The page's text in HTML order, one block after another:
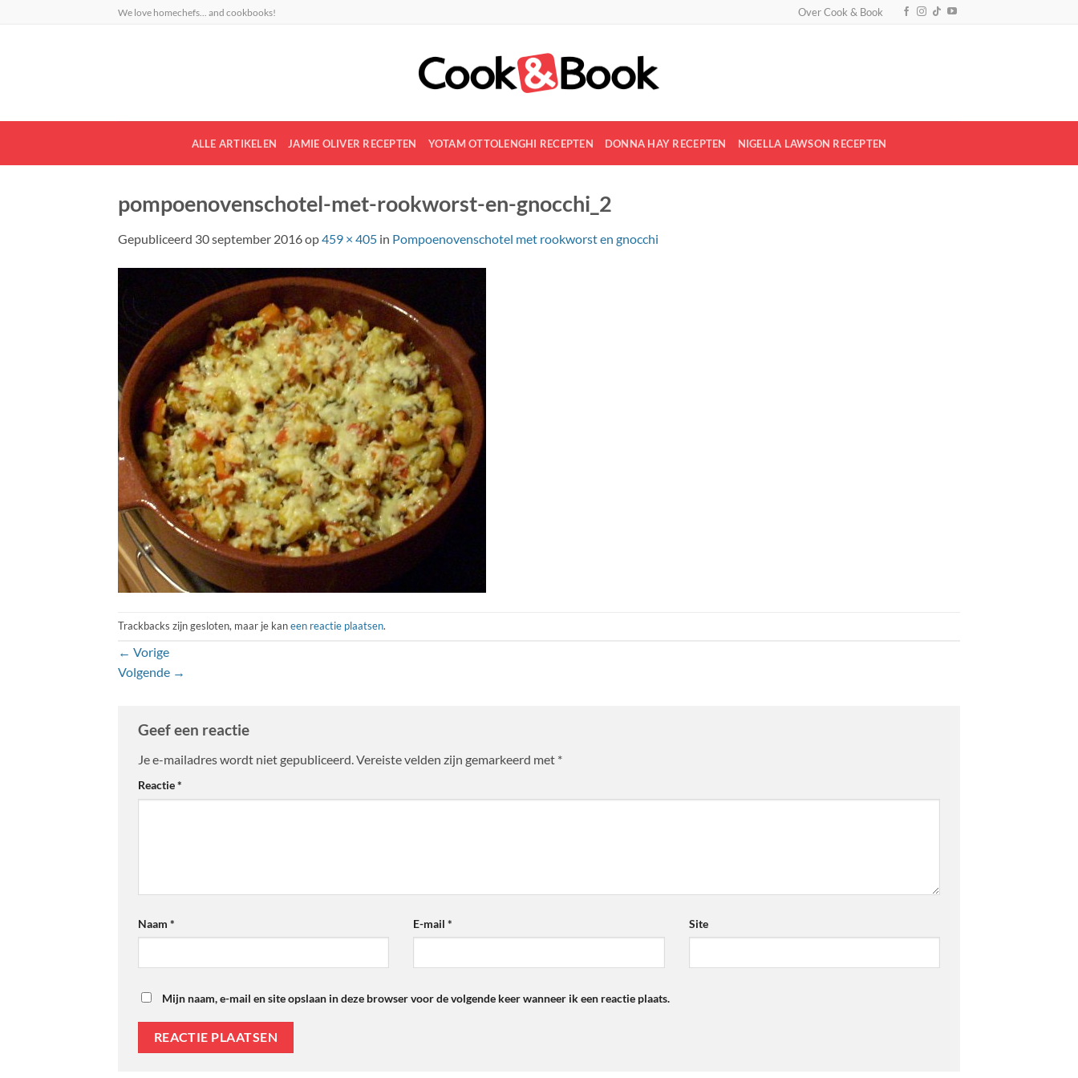
We love homechefs... and cookbooks! Over Cook & Book
ALLE ARTIKELEN JAMIE OLIVER RECEPTEN YOTAM OTTOLENGHI RECEPTEN DONNA HAY RECEPTEN NIGELLA LAWSON RECEPTEN
pompoenovenschotel-met-rookworst-en-gnocchi_2
Gepubliceerd 30 september 2016op459 × 405 in Pompoenovenschotel met rookworst en gnocchi
Trackbacks zijn gesloten, maar je kaneen reactie plaatsen.
← Vorige
Volgende →
Geef een reactie
Je e-mailadres wordt niet gepubliceerd.Vereiste velden zijn gemarkeerd met *
Reactie*
Naam * E-mail* Site
Mijn naam, e-mail en site opslaan in deze browser voor de volgende keer wanneer ik een reactie plaats.